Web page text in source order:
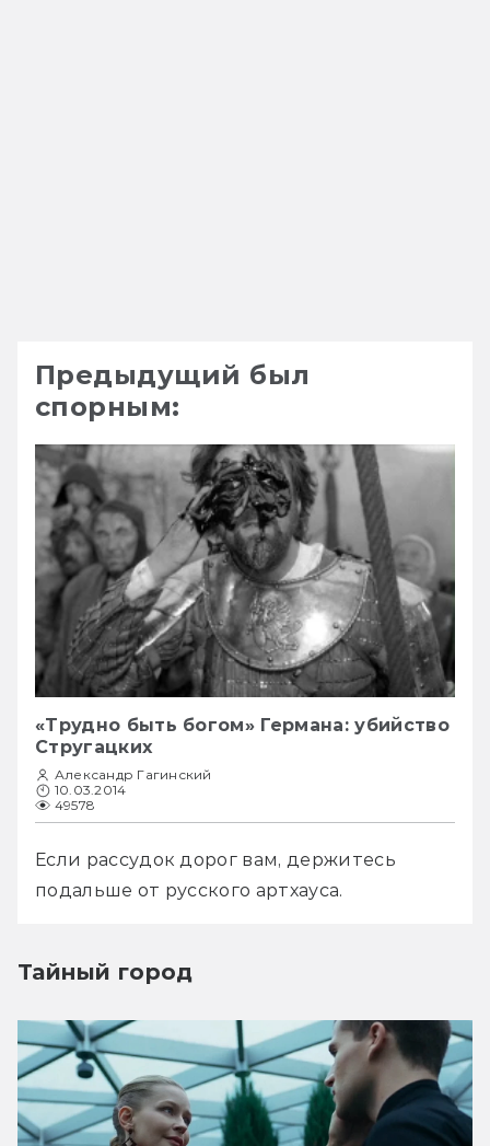
Предыдущий был
спорным:
«Трудно быть богом» Германа: убийство
Стругацких
Александр Гагинский
10.03.2014
49578
Если рассудок дорог вам, держитесь
подальше от русского артхауса.
Тайный город